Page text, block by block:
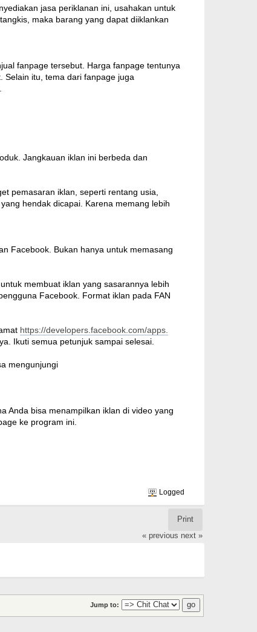
jasa periklanan ini, usahakan untuk
maka barang yang dapat diiklankan
fanpage tersebut. Harga fanpage tentunya
Selain itu, tema dari fanpage juga
Jangkauan iklan ini berbeda dan
pemasaran iklan, seperti rentang usia,
hendak dicapai. Karena memang lebih
Facebook. Bukan hanya untuk memasang
membuat iklan yang sasarannya lebih
Facebook. Format iklan pada FAN
https://developers.facebook.com/apps.
Ikuti semua petunjuk sampai selesai.
mengunjungi
Anda bisa menampilkan iklan di video yang
ke program ini.
Logged
Print
« previous next »
Jump to: